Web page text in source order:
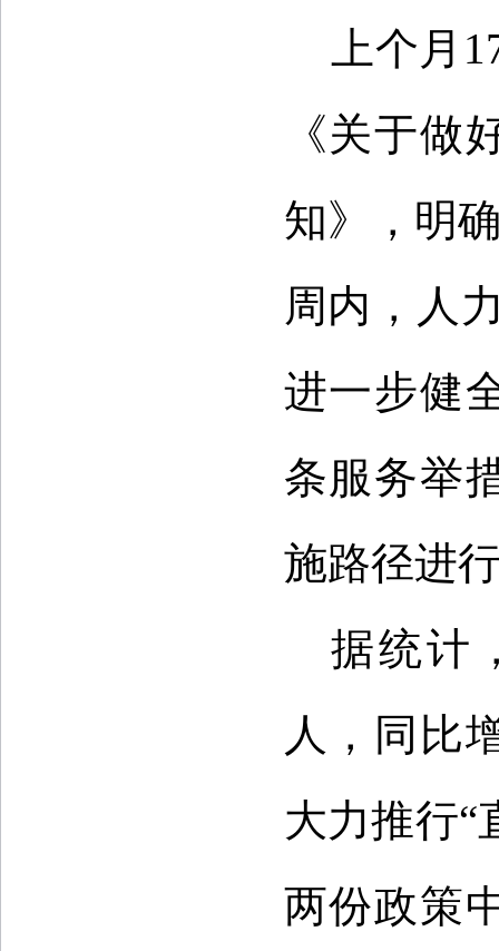
上个月
《关于做
知》，明
周内，人
进一步健
条服务举
施路径进
据统计
人，同比
大力推行“
两份政策